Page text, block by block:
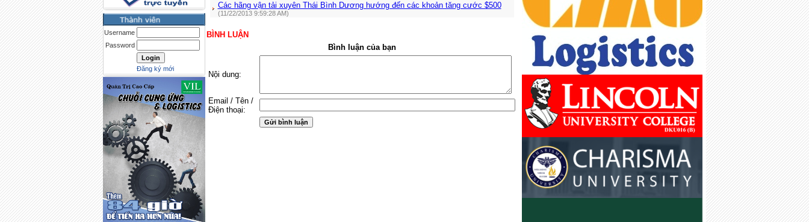
Username
Password
Đăng ký mới
Các hãng vận tải xuyên Thái Bình Dương hướng đến các khoản tăng cước $500
(11/22/2013 9:59:28 AM)
BÌNH LUẬN
Bình luận của bạn
Nội dung:
Email / Tên /
Điện thoại: